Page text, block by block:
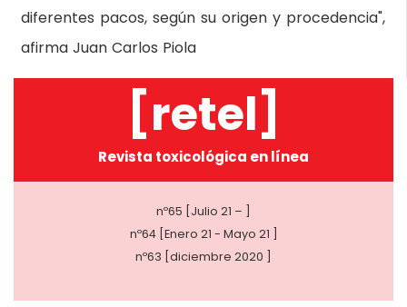
diferentes pacos, según su origen y procedencia",
afirma Juan Carlos Piola
[retel]
Revista toxicológica en línea
nº65 [Julio 21 – ]
nº64 [Enero 21 - Mayo 21 ]
nº63 [diciembre 2020 ]